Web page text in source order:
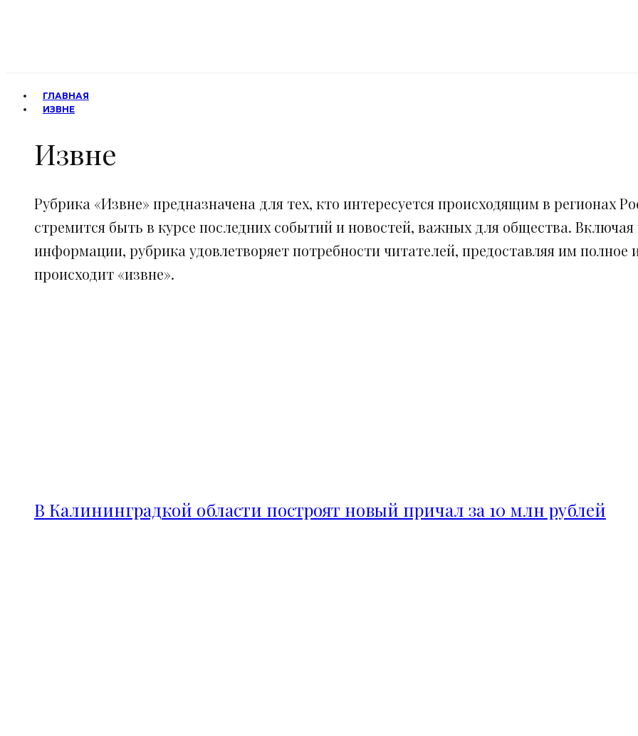
ГЛАВНАЯ
ИЗВНЕ
Извне
Рубрика «Извне» предназначена для тех, кто интересуется происходящим в регионах
стремится быть в курсе последних событий и новостей, важных для общества.
информации, рубрика удовлетворяет потребности читателей, предоставляя им полное
происходит «извне».
В Калининградкой области построят новый причал за 10 млн рублей